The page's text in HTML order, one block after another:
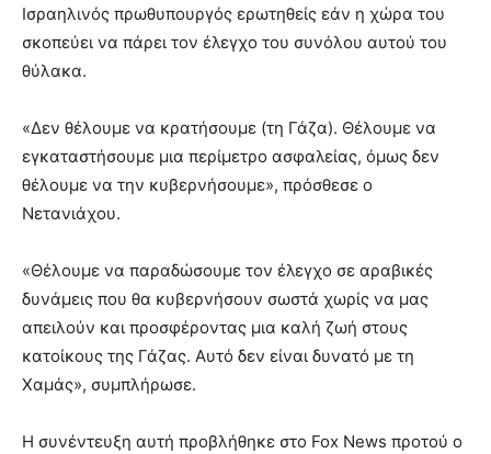
Ισραηλινός πρωθυπουργός ερωτηθείς εάν η χώρα του
σκοπεύει να πάρει τον έλεγχο του συνόλου αυτού του
θύλακα.
«Δεν θέλουμε να κρατήσουμε (τη Γάζα). Θέλουμε να
εγκαταστήσουμε μια περίμετρο ασφαλείας, όμως δεν
θέλουμε να την κυβερνήσουμε», πρόσθεσε ο
Νετανιάχου.
«Θέλουμε να παραδώσουμε τον έλεγχο σε αραβικές
δυνάμεις που θα κυβερνήσουν σωστά χωρίς να μας
απειλούν και προσφέροντας μια καλή ζωή στους
κατοίκους της Γάζας. Αυτό δεν είναι δυνατό με τη
Χαμάς», συμπλήρωσε.
Η συνέντευξη αυτή προβλήθηκε στο Fox News προτού ο